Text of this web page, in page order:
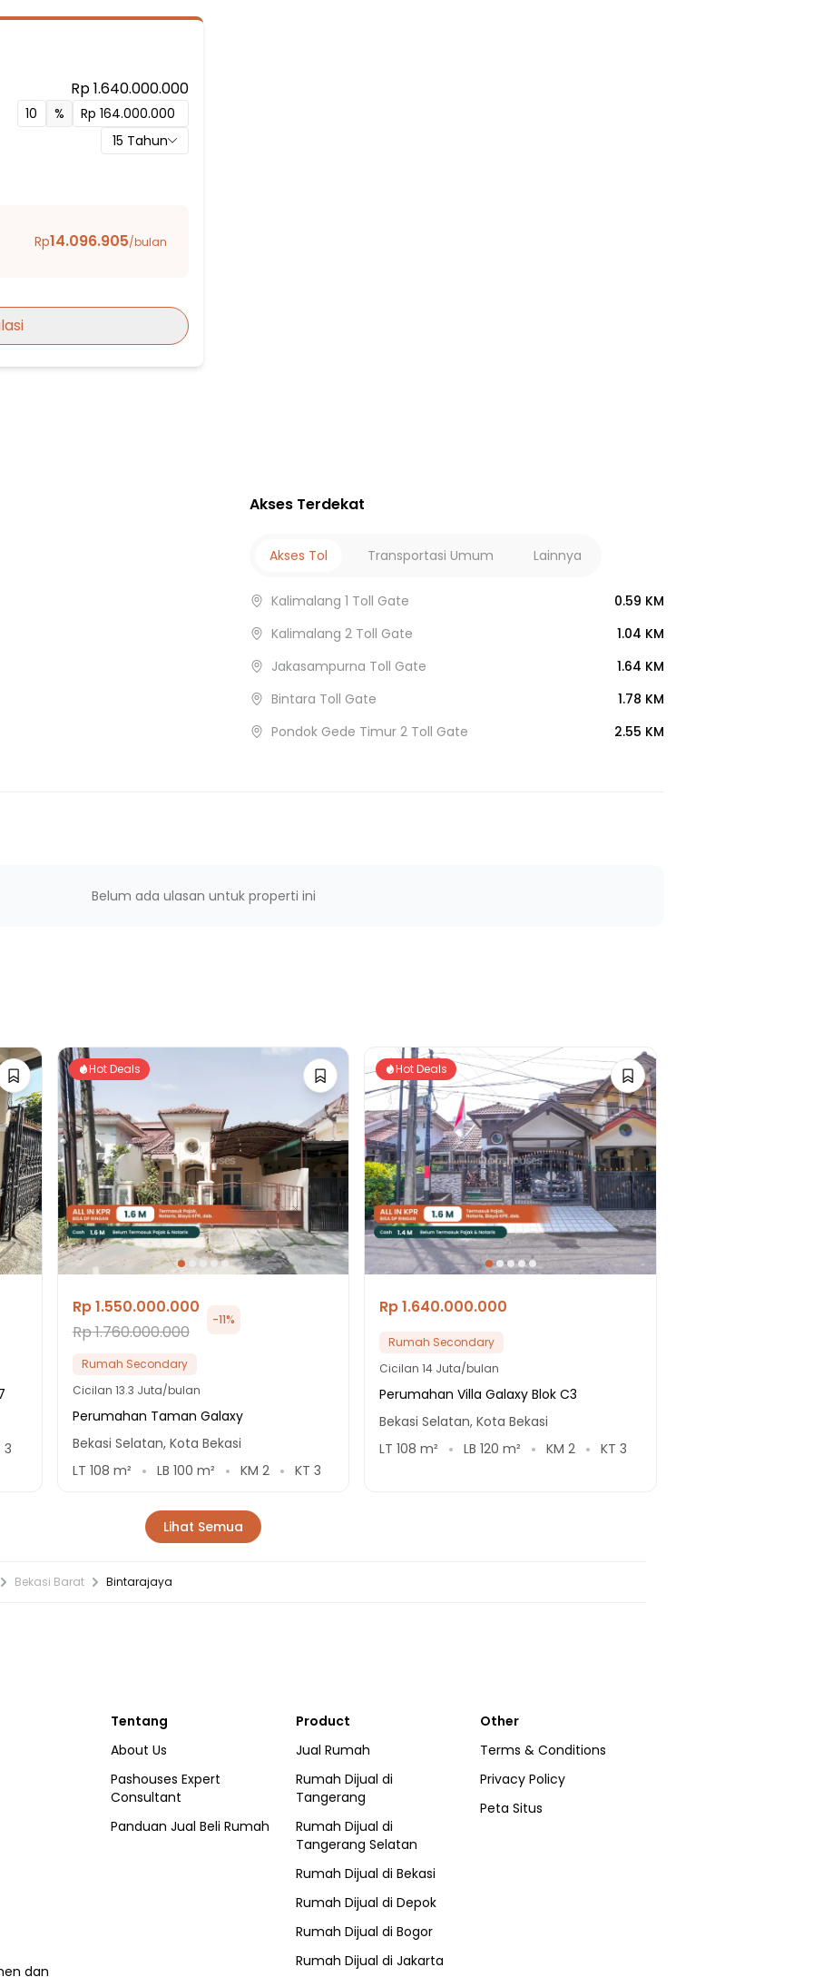
Rp 1.640.000.000
%
15 Tahun
Rp14.096.905/bulan
Akses Terdekat
Akses Tol Transportasi Umum Lainnya
Kalimalang 1 Toll Gate
0.59 KM
Kalimalang 2 Toll Gate
1.04 KM
Jakasampurna Toll Gate
1.64 KM
Bintara Toll Gate
1.78 KM
Pondok Gede Timur 2 Toll Gate
2.55 KM
Belum ada ulasan untuk properti ini
3
Hot Deals
Rp 1.550.000.000
Rp 1.760.000.000
-11%
Rumah Secondary
Cicilan 13.3 Juta/bulan
Perumahan Taman Galaxy
Bekasi Selatan, Kota Bekasi
LT 108 m² LB 100 m² KM 2 KT 3
Hot Deals
Rp 1.640.000.000
Rumah Secondary
Cicilan14 Juta/bulan
Perumahan Villa Galaxy Blok C3
Bekasi Selatan, Kota Bekasi
LT108 m² LB120 m² KM2 KT3
Lihat Semua
Bekasi Barat Bintarajaya
dan
Tentang
About Us
Pashouses Expert
Consultant
Panduan Jual Beli Rumah
Product
Jual Rumah
Rumah Dijual di
Tangerang
Rumah Dijual di
Tangerang Selatan
Rumah Dijual di Bekasi
Rumah Dijual di Depok
Rumah Dijual di Bogor
Rumah Dijual di Jakarta
Other
Terms & Conditions
Privacy Policy
Peta Situs